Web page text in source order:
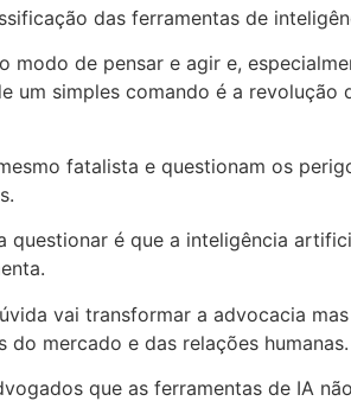
das ferramentas de
de pensar e agir e,
um simples comando é a
fatalista e questionam os
é que a inteligência
vai transformar a advocacia
mercado e das relações humanas.
que as ferramentas de IA